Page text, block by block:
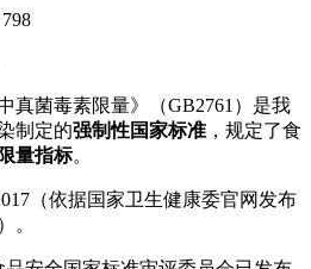
798
真菌毒素限量》（GB2761）是我
制定的强制性国家标准 ，规定了食
量指标。
（依据国家卫生健康委官网发布
。